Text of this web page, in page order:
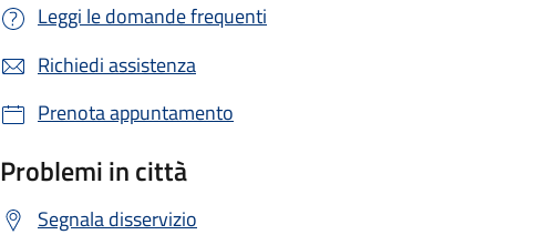
Leggi le domande frequenti
Richiedi assistenza
Prenota appuntamento
Problemi in città
Segnala disservizio